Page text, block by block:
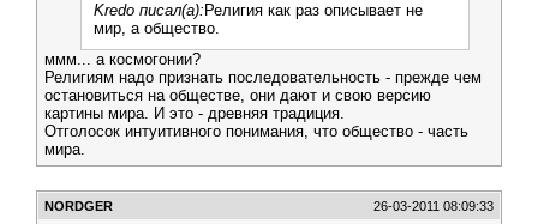
Kredo писал(а): Религия как раз описывает не
мир, а общество.
ммм... а космогонии?
Религиям надо признать последовательность - прежде чем
остановиться на обществе, они дают и свою версию
картины мира. И это - древняя традиция.
Отголосок интуитивного понимания, что общество - часть
мира.
NORDGER 26-03-2011 08:09:33